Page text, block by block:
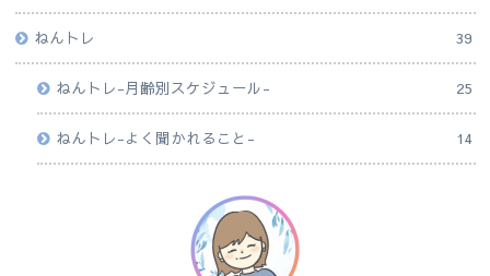
ねんトレ 39
ねんトレ-月齢別スケジュール- 25
ねんトレ-よく聞かれること- 14